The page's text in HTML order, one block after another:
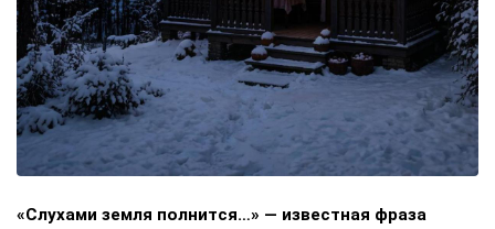
«Слухами земля полнится…» — известная фраза